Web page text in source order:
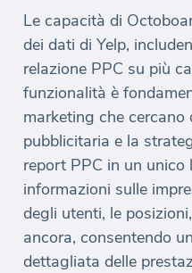
Le capacità di
dei dati di Yelp,
relazione PPC su più
funzionalità è
marketing che
pubblicitaria e la
report PPC in un
informazioni sulle
degli utenti, le
ancora, consentendo
dettagliata delle